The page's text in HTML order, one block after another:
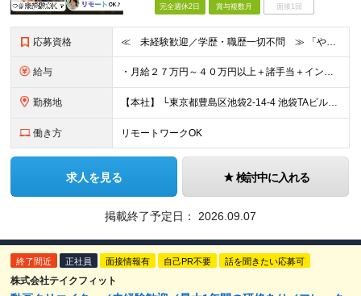
完全週休2日 賞与複数月 面接1回
応募資格 ≪ 未経験歓迎／学歴・職歴一切不問 ≫ 「やりたいことはまだ決まっていないけど、何かを始めたい」 「人と関わる仕事に興味がある」——そんな方も大歓迎です！ Asoviでは、“今まで”よりも“これから
給与 ・月給２７万円～４０万円以上＋諸手当＋インセンティブ ※超過分は別途全額支給します。 【 入社時の想定年収 】 ・年収４５０万円 ＜インセンティブ制度について＞ 社員一人ひとりの頑張りを多角的に評
勤務地 【本社】 └東京都豊島区池袋2-14-4 池袋TAビル8F ★あなたの希望を最大限考慮！ ・都内（池袋・新宿・渋谷・目黒・青山）・埼玉・千葉・神奈川・茨城・栃木・群馬 ※勤務先は本社または支社とな
働き方 リモートワークOK
求人を見る 検討中に入れる
掲載終了予定日： 2026.09.07
終了間近 正社員 面接情報有 自己PR不要 話を聞きたい応募可
株式会社テイクフィット